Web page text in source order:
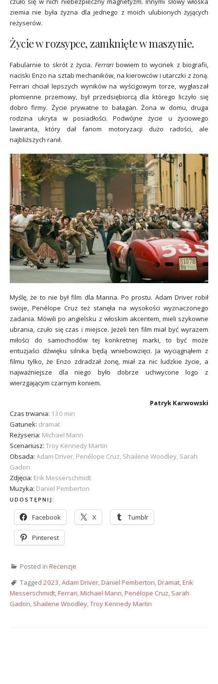
ziemia nie była żyzna dla jednego z moich ulubionych żyjących
reżyserów.
Życie w rozsypce, zamknięte w maszynie.
Fabularnie to skrót z życia. Ferrari bowiem to wycinek z biografii,
naciski Enzo na sztab mechaników, na kierowców i utarczki z żoną.
Ferrari chciał lepszych wyników na wyścigowym torze, wygłaszał
płomienne przemowy, był przedsiębiorcą dla którego liczyło się
dobro firmy. Życie prywatne to bałagan. Żona w domu, druga
rodzina ukryta w posiadłości. Podwójne życie u życiowego
lawiranta, który dał fanom motoryzacji dużo radości, ale
najbliższych ranił.
Myślę, że to nie był film dla Manna. Po prostu. Adam Driver robił
swoje, Penélope Cruz też stanęła na wysokości wyznaczonego
zadania. Mówili po angielsku z włoskim akcentem, mieli szykowne
ubrania, czuło się czas i miejsce. Jeżeli ten film miał być wyrazem
miłości do samochodów tej konkretnej marki, to być może
entuzjaści dźwięku silnika będą wniebowzięci. Ja wyciągnąłem z
filmu tylko, że Enzo zdradzał żonę, miał za nic ludzkie życie, a
najważniejsze dla niego było dobrze uchwycone logo z
wierzgającym czarnym koniem.
Patryk Karwowski
Czas trwania: 130 min
Gatunek: dramat
Reżyseria: Michael Mann
Scenariusz: Troy Kennedy Martin
Obsada: Adam Driver, Penélope Cruz, Shailene Woodley, Sarah
Gadon
Zdjęcia: Erik Messerschmidt
Muzyka: Daniel Pemberton
UDOSTĘPNIJ:
Facebook X Tumblr
Pinterest
Posted in Recenzje
Tagged 2023,Adam Driver,Daniel Pemberton,Dramat,Erik
Messerschmidt,Ferrari,Michael Mann,Penélope Cruz, Sarah
Gadon, Shailene Woodley,Troy Kennedy Martin